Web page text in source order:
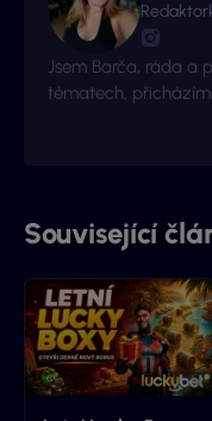
Jsem Barča, ráda a
tématech,
kousek radši se
je důvod proč jsme
Související